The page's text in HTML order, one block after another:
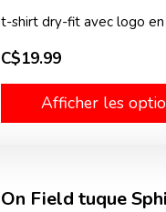
t-shirt dry-fit avec logo en
C$19.99
Afficher les
On Field tuque